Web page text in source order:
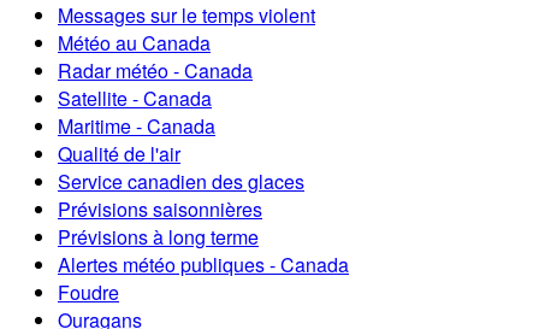
Messages sur le temps violent
Météo au Canada
Radar météo - Canada
Satellite - Canada
Maritime - Canada
Qualité de l'air
Service canadien des glaces
Prévisions saisonnières
Prévisions à long terme
Alertes météo publiques - Canada
Foudre
Ouragans